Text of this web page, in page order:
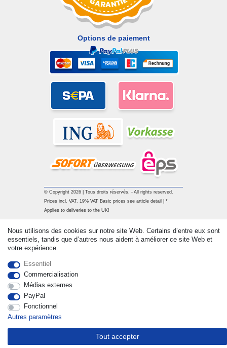
Options de paiement
© Copyright 2026 | Tous droits réservés. - All rights reserved.
Prices incl. VAT. 19% VAT Basic prices see article detail | *
Applies to deliveries to the UK!
Nous utilisons des cookies sur notre site Web. Certains d’entre eux sont
essentiels, tandis que d’autres nous aident à améliorer ce site Web et
votre expérience.
Essentiel
Commercialisation
Médias externes
PayPal
Fonctionnel
Autres paramètres
Tout accepter
Rétracter le contrat ici Contact